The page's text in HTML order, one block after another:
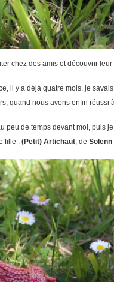
chez des amis et découvrir
il y a déjà quatre mois, je
quand nous avons enfin réussi
peu de temps devant moi, puis
fille : (Petit) Artichaut , de